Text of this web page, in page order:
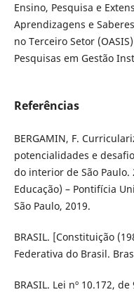
Ensino, Pesquisa e
Aprendizagens e
no Terceiro Setor
Pesquisas em Gestão
Referências
BERGAMIN, F.
potencialidades e
do interior de São Paulo.
Educação) – Pontifícia
São Paulo, 2019.
BRASIL. [Constituição
Federativa do Brasil.
BRASIL. Lei nº 10.172,